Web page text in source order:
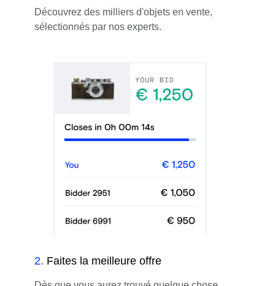
Découvrez des milliers d'objets en vente,
sélectionnés par nos experts.
2. Faites la meilleure offre